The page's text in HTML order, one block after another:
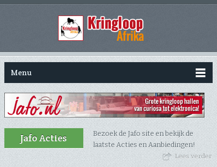
Menu
Jafo Acties
Bezoek de Jafo site en bekijk de
laatste Acties en Aanbiedingen!
Lees verder